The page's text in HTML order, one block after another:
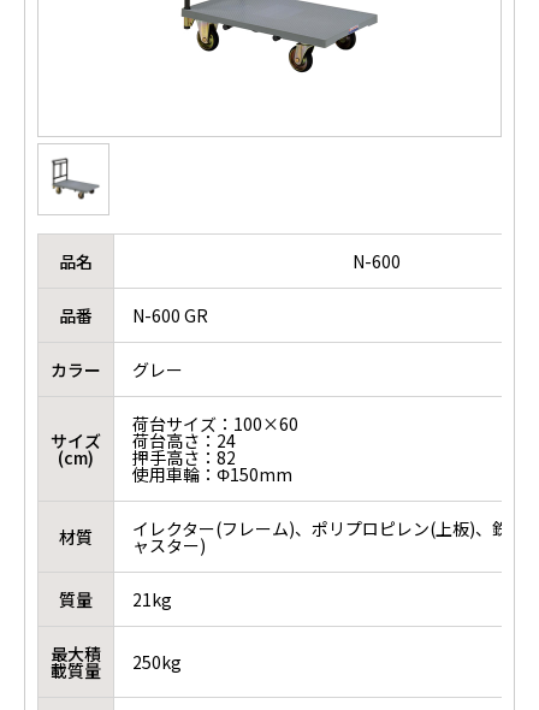
品名 N-600
品番 N-600 GR
カラー グレー
サイズ
(cm)
荷台サイズ：100×60
荷台高さ：24
押手高さ：82
使用車輪：Φ150mm
材質 イレクター(フレーム)、ポリプロピレン(上板)、鉄＋
ャスター)
質量 21kg
最大積
載質量 250kg